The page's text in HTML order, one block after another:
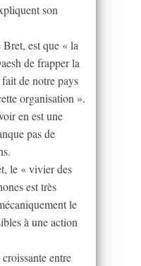
son
est que « la
de frapper la
de notre pays
organisation ».
en est une
pas de
le « vivier des
est très
le
à une action
entre